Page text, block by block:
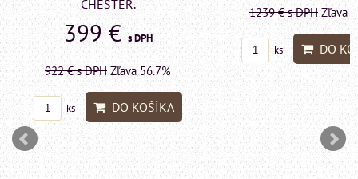
1239 €s DPH Zľava 43.6%
ks DO KOŠÍKA
LONDON
599 €s
1415 €s DPH Zľava
ks DO